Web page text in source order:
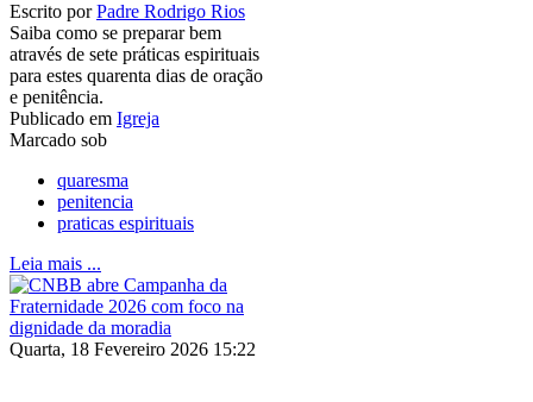
Escrito porPadre Rodrigo Rios
Saiba como se preparar bem
através de sete práticas espirituais
para estes quarenta dias de oração
e penitência.
Publicado em Igreja
Marcado sob
quaresma
penitencia
praticas espirituais
Leia mais ...
Quarta, 18 Fevereiro 2026 15:22